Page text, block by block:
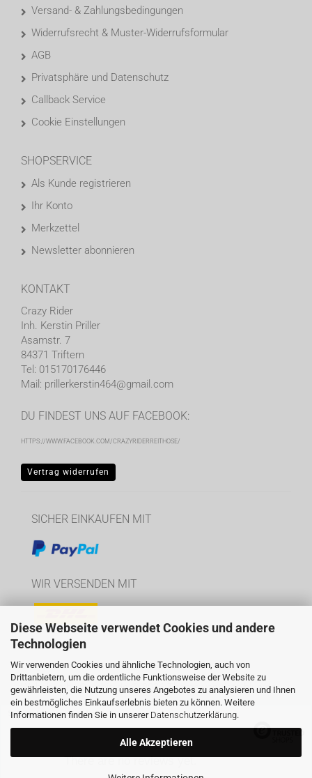
Diese Webseite verwendet Cookies und andere
Technologien
Wir verwenden Cookies und ähnliche Technologien, auch von
Drittanbietern, um die ordentliche Funktionsweise der Website zu
gewährleisten, die Nutzung unseres Angebotes zu analysieren und Ihnen
ein bestmögliches Einkaufserlebnis bieten zu können. Weitere
Informationen finden Sie in unserer Datenschutzerklärung.
Alle Akzeptieren
Versand- & Zahlungsbedingungen
Widerrufsrecht & Muster-Widerrufsformular
AGB
Privatsphäre und Datenschutz
Callback Service
Cookie Einstellungen
SHOPSERVICE
Als Kunde registrieren
Ihr Konto
Merkzettel
Newsletter abonnieren
KONTAKT
Crazy Rider
Inh. Kerstin Priller
Asamstr. 7
84371 Triftern
Tel: 015170176446
Mail: prillerkerstin464@gmail.com
DU FINDEST UNS AUF FACEBOOK:
HTTPS://WWW.FACEBOOK.COM/CRAZYRIDERREITHOSE/
Vertrag widerrufen
SICHER EINKAUFEN MIT
WIR VERSENDEN MIT
Webshopby Gambio.de © 2026 Theme vondata-blue.de
Selected top reviews for
There are no reviews yet.